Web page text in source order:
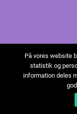
På vores website
statistik og
information deles